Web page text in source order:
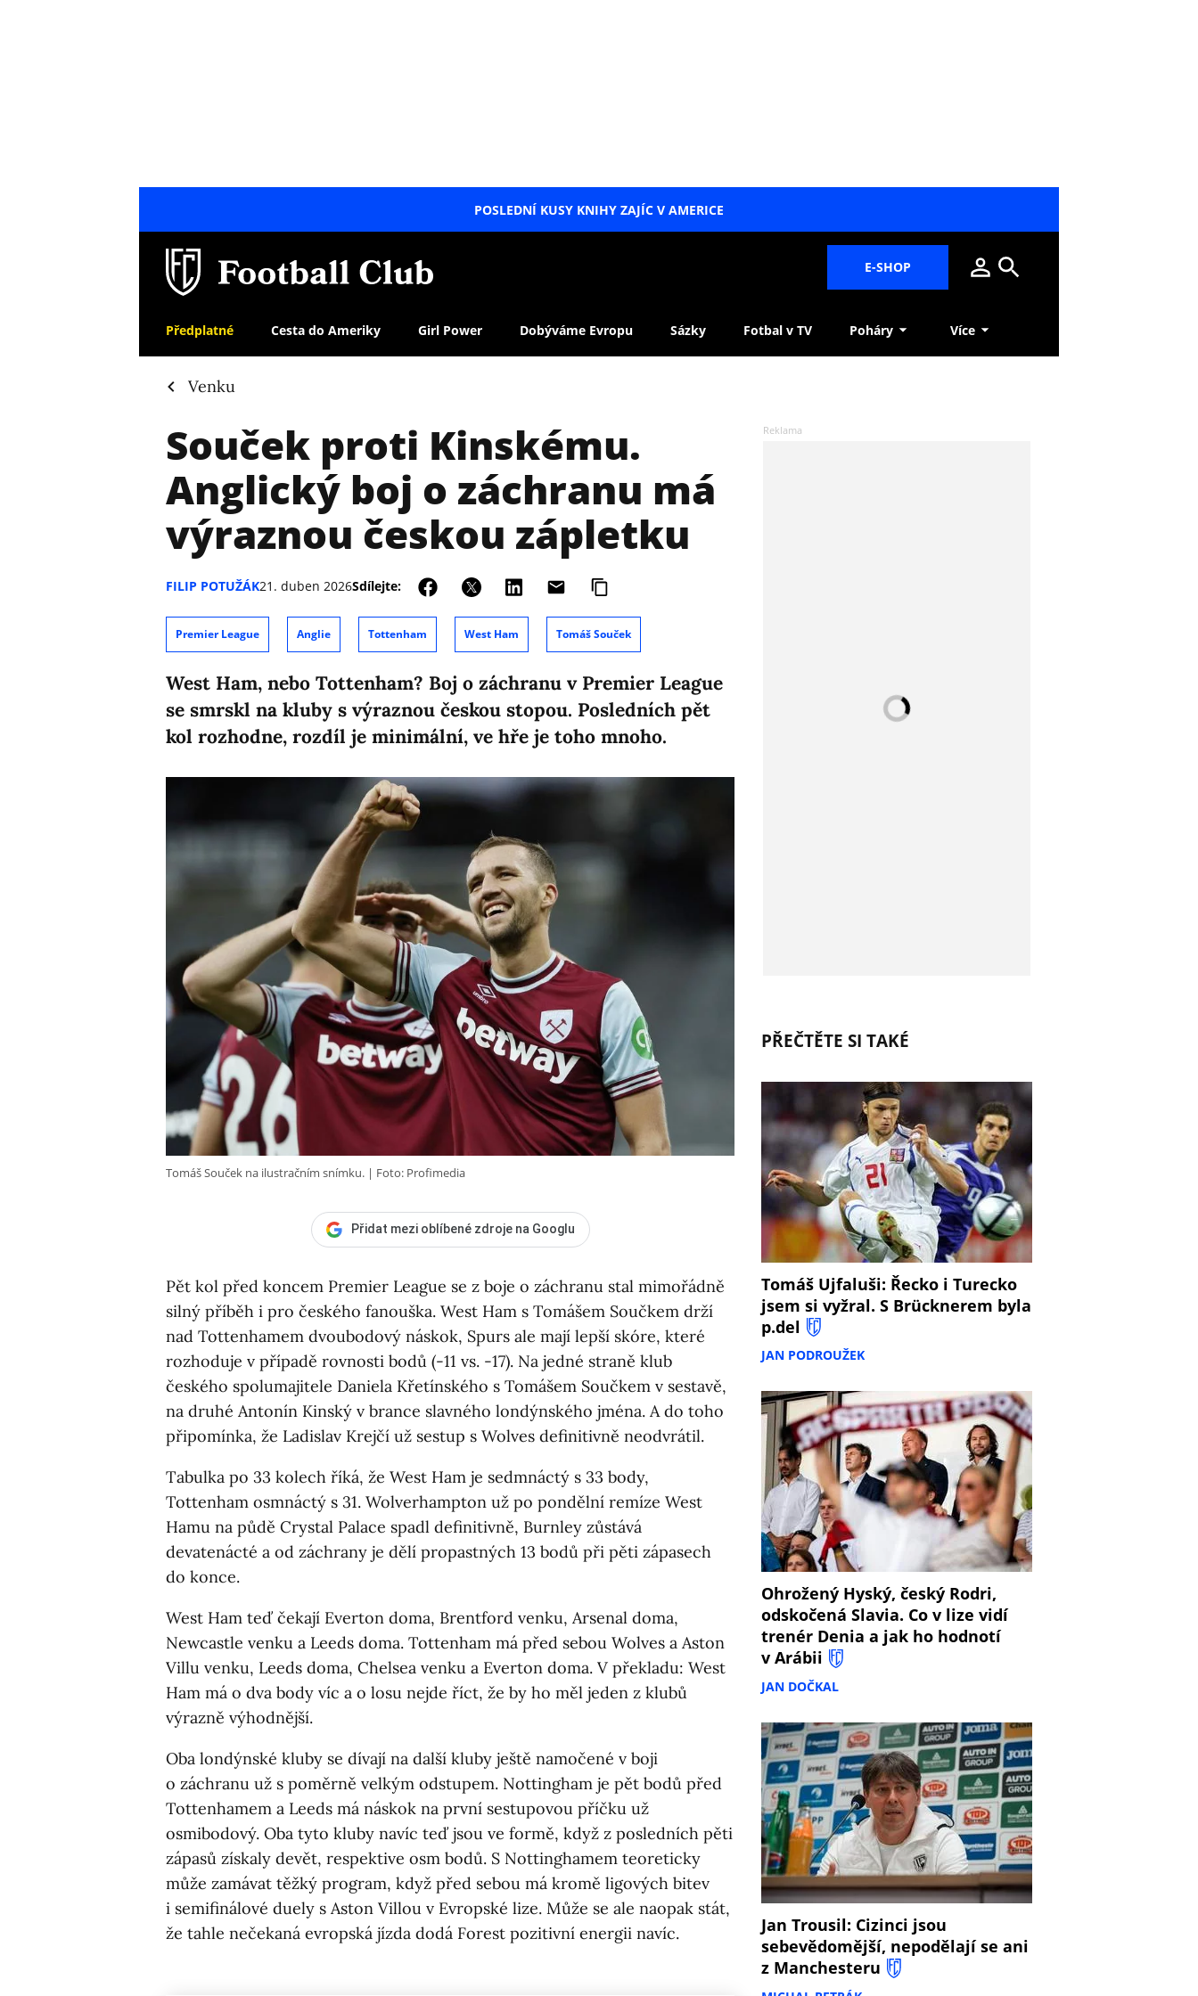
POSLEDNÍ KUSY KNIHY ZAJÍC V AMERICE
E-SHOP
Předplatné Cesta do Ameriky Girl Power Dobýváme Evropu Sázky Fotbal v TV Poháry Více
Venku
Souček proti Kinskému.
Anglický boj o záchranu má
výraznou českou zápletku
FILIP POTUŽÁK21. duben 2026Sdílejte:
Premier League Anglie Tottenham West Ham Tomáš Souček
West Ham, nebo Tottenham? Boj o záchranu v Premier League
se smrskl na kluby s výraznou českou stopou. Posledních pět
kol rozhodne, rozdíl je minimální, ve hře je toho mnoho.
Tomáš Souček na ilustračním snímku. Foto: Profimedia
Přidat mezi oblíbené zdroje na Googlu
Pět kol před koncem Premier League se z boje o záchranu stal mimořádně
silný příběh i pro českého fanouška. West Ham s Tomášem Součkem drží
nad Tottenhamem dvoubodový náskok, Spurs ale mají lepší skóre, které
rozhoduje v případě rovnosti bodů (-11 vs. -17). Na jedné straně klub
českého spolumajitele Daniela Křetínského s Tomášem Součkem v sestavě,
na druhé Antonín Kinský v brance slavného londýnského jména. A do toho
připomínka, že Ladislav Krejčí už sestup s Wolves definitivně neodvrátil.
Tabulka po 33 kolech říká, že West Ham je sedmnáctý s 33 body,
Tottenham osmnáctý s 31. Wolverhampton už po pondělní remíze West
Hamu na půdě Crystal Palace spadl definitivně, Burnley zůstává
devatenácté a od záchrany je dělí propastných 13 bodů při pěti zápasech
do konce.
West Ham teď čekají Everton doma, Brentford venku, Arsenal doma,
Newcastle venku a Leeds doma. Tottenham má před sebou Wolves a Aston
Villu venku, Leeds doma, Chelsea venku a Everton doma. V překladu: West
Ham má o dva body víc a o losu nejde říct, že by ho měl jeden z klubů
výrazně výhodnější.
Oba londýnské kluby se dívají na další kluby ještě namočené v boji
o záchranu už s poměrně velkým odstupem. Nottingham je pět bodů před
Tottenhamem a Leeds má náskok na první sestupovou příčku už
osmibodový. Oba tyto kluby navíc teď jsou ve formě, když z posledních pěti
zápasů získaly devět, respektive osm bodů. S Nottinghamem teoreticky
může zamávat těžký program, když před sebou má kromě ligových bitev
i semifinálové duely s Aston Villou v Evropské lize. Může se ale naopak stát,
že tahle nečekaná evropská jízda dodá Forest pozitivní energii navíc.
PŘEČTĚTE SI TAKÉ
Tomáš Ujfaluši: Řecko i Turecko
jsem si vyžral. S Brücknerem byla
p.del
JAN PODROUŽEK
Ohrožený Hyský, český Rodri,
odskočená Slavia. Co v lize vidí
trenér Denia a jak ho hodnotí
v Arábii
JAN DOČKAL
Jan Trousil: Cizinci jsou
sebevědomější, nepodělají se ani
z Manchesteru